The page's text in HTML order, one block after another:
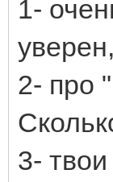
1-
2- про
3-